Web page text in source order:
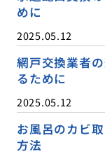
めに
2025.05.12
網戸交換業者
るために
2025.05.12
お風呂のカビ
方法